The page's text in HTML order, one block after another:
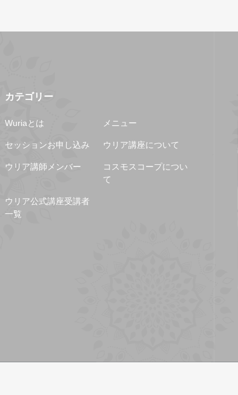
カテゴリー
Wuriaとは メニュー
セッションお申し込み ウリア講座について
ウリア講師メンバー
コスモスコープについ
て
ウリア公式講座受講者
一覧